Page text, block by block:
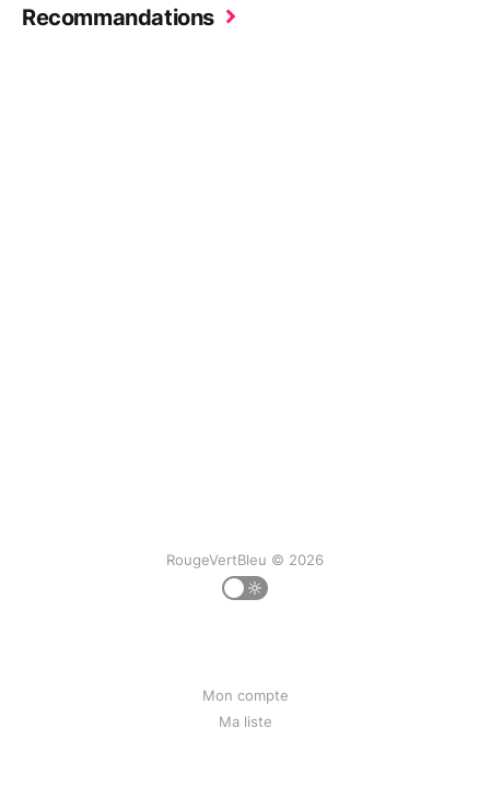
Recommandations
RougeVertBleu © 2026
Mon compte
Ma liste